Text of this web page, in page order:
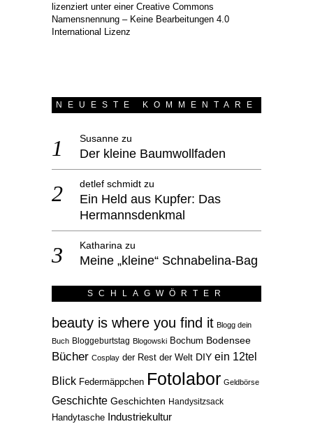
lizenziert unter einer Creative Commons
Namensnennung – Keine Bearbeitungen 4.0
International Lizenz
NEUESTE KOMMENTARE
Susanne zu
Der kleine Baumwollfaden
detlef schmidt zu
Ein Held aus Kupfer: Das
Hermannsdenkmal
Katharina zu
Meine „kleine“ Schnabelina-Bag
SCHLAGWÖRTER
beauty is where you find it Blogg dein
Buch Bloggeburtstag Blogowski Bochum Bodensee
Bücher Cosplay der Rest der Welt DIY ein 12tel
Blick Federmäppchen Fotolabor Geldbörse
Geschichte Geschichten Handysitzsack
Handytasche Industriekultur